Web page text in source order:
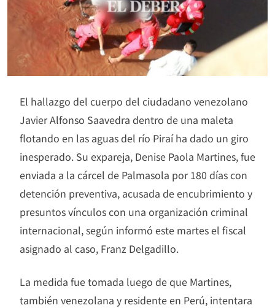
El hallazgo del cuerpo del ciudadano venezolano
Javier Alfonso Saavedra dentro de una maleta
flotando en las aguas del río Piraí ha dado un giro
inesperado. Su expareja, Denise Paola Martines, fue
enviada a la cárcel de Palmasola por 180 días con
detención preventiva, acusada de encubrimiento y
presuntos vínculos con una organización criminal
internacional, según informó este martes el fiscal
asignado al caso, Franz Delgadillo.
La medida fue tomada luego de que Martines,
también venezolana y residente en Perú, intentara